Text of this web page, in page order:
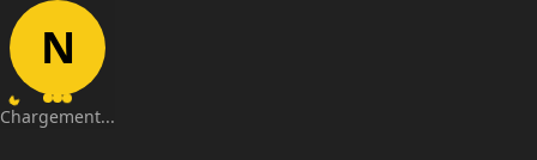
N
Chargement...